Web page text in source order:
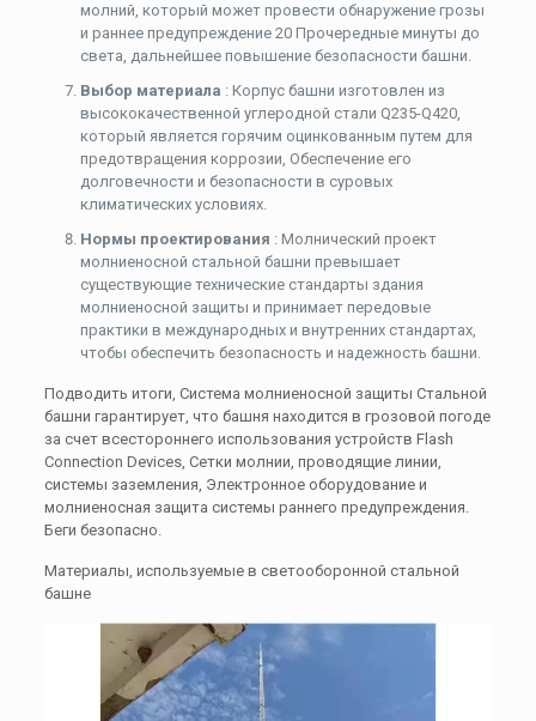
молний, который может провести обнаружение грозы
и раннее предупреждение 20 Прочередные минуты до
света, дальнейшее повышение безопасности башни.
Выбор материала : Корпус башни изготовлен из
высококачественной углеродной стали Q235-Q420,
который является горячим оцинкованным путем для
предотвращения коррозии, Обеспечение его
долговечности и безопасности в суровых
климатических условиях.
Нормы проектирования : Молнический проект
молниеносной стальной башни превышает
существующие технические стандарты здания
молниеносной защиты и принимает передовые
практики в международных и внутренних стандартах,
чтобы обеспечить безопасность и надежность башни.
Подводить итоги, Система молниеносной защиты Стальной
башни гарантирует, что башня находится в грозовой погоде
за счет всестороннего использования устройств Flash
Connection Devices, Сетки молнии, проводящие линии,
системы заземления, Электронное оборудование и
молниеносная защита системы раннего предупреждения.
Беги безопасно.
Материалы, используемые в светооборонной стальной
башне